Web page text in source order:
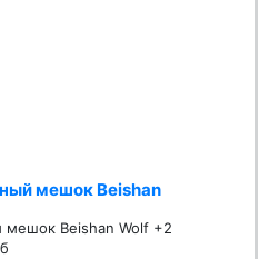
мешок Beishan
мешок Beishan Wolf +2